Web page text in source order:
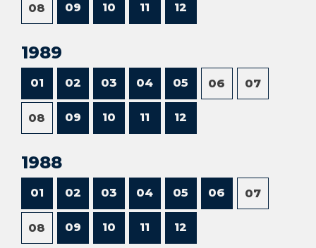
08 09 10 11 12
1989
01 02 03 04 05 06 07
08 09 10 11 12
1988
01 02 03 04 05 06 07
08 09 10 11 12